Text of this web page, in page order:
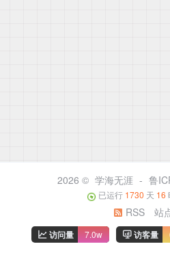
2026 © 学海无涯 - 鲁
已运行 1730 天 16
RSS 站
访问量 7.0w 访客量